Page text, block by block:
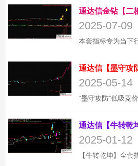
2025-07-09
2025-05-14
2025-01-12